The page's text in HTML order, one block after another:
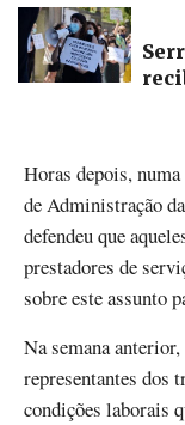
Horas depois,
de Administração
defendeu que
prestadores de
sobre este assunto
Na semana
representantes dos
condições laborais